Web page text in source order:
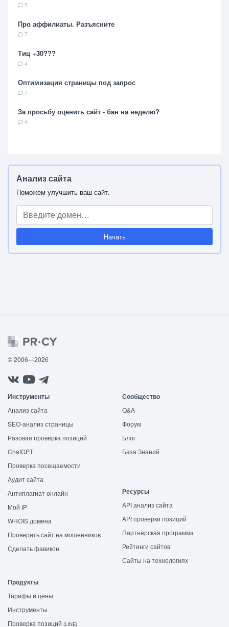
5
Про аффилиаты. Разъясните
7
Тиц +30???
4
Оптимизация страницы под запрос
7
За просьбу оценить сайт - бан на неделю?
4
Анализ сайта
Поможем улучшить ваш сайт.
Начать
© 2006—2026
Инструменты
Анализ сайта
SEO-анализ страницы
Разовая проверка позиций
ChatGPT
Проверка посещаемости
Аудит сайта
Антиплагиат онлайн
Мой IP
WHOIS домена
Проверить сайт на мошенников
Сделать фавикон
Сообщество
Q&A
Форум
Блог
База Знаний
Ресурсы
API анализ сайта
API проверки позиций
Партнёрская программа
Рейтинги сайтов
Сайты на технологиях
Продукты
Тарифы и цены
Инструменты
Проверка позиций (LINE)